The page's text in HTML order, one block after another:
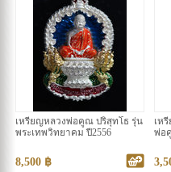
เหรียญหลวงพ่อคูณ ปริสุทโธ รุ่น
พระเทพวิทยาคม ปี2556
8,500 ฿
เห
พ่อ